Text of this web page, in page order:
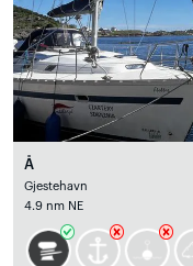
Å
Gjestehavn
4.9 nm NE